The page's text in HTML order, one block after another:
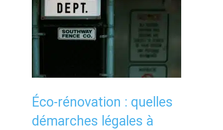
Éco-rénovation : quelles
démarches légales à